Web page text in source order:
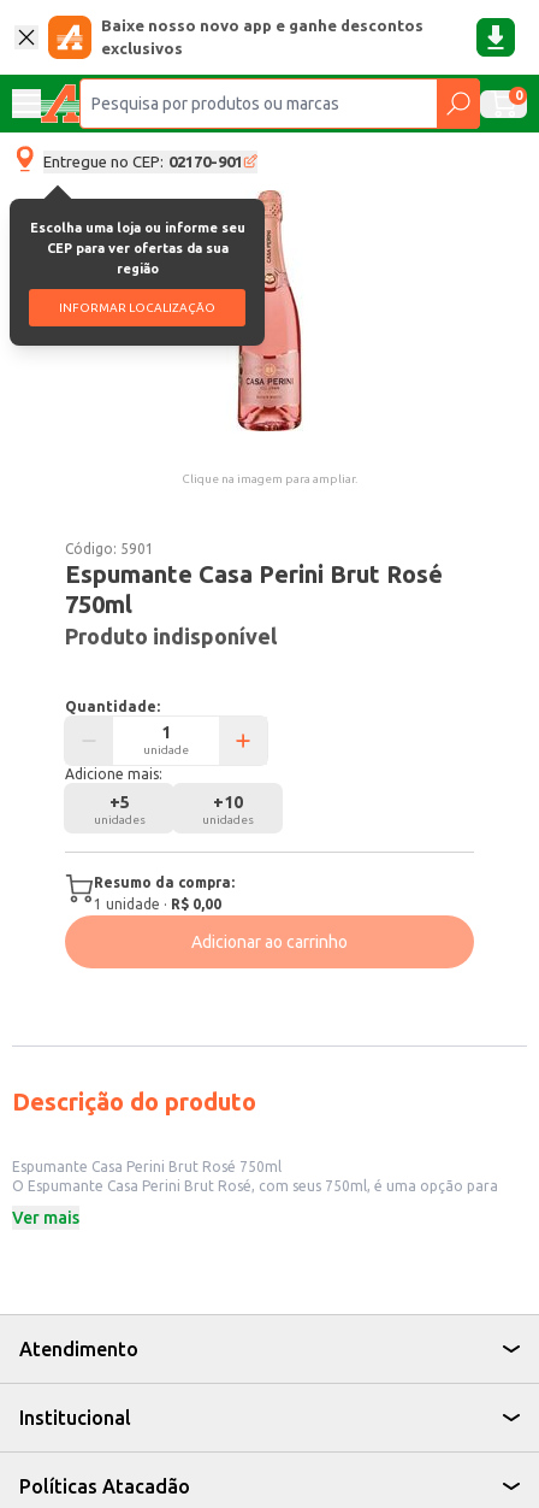
Baixe nosso novo app e ganhe descontos
exclusivos
0
Entregue no CEP: 02170-901
Escolha uma loja ou informe seu
CEP para ver ofertas da sua
região
INFORMAR LOCALIZAÇÃO
Clique na imagem para ampliar.
Código: 5901
Espumante Casa Perini Brut Rosé
750ml
Produto indisponível
Quantidade:
unidade
Adicione mais:
+5
unidades
+10
unidades
Resumo da compra:
1 unidade · R$ 0,00
Adicionar ao carrinho
Descrição do produto
Espumante Casa Perini Brut Rosé 750ml
O Espumante Casa Perini Brut Rosé, com seus 750ml, é uma opção para
momentos especiais ou para acompanhar refeições leves, este espumante
Uma boa escolha para presentear.
Pode ser servido em encontros casuais ou jantares especiais.
O Espumante Casa Perini Brut Rosé é uma escolha que combina sabor e
Ver mais
Atendimento
Institucional
Políticas Atacadão